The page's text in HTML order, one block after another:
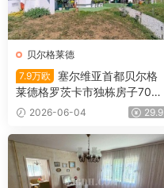
贝尔格莱德
7.9万欧
塞尔维亚首都贝尔格
莱德格罗茨卡市独栋房子700
㎡/51㎡/7.9万欧
2026-06-04 29.9